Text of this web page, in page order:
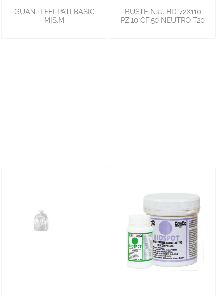
GUANTI FELPATI BASIC
MIS.M
BUSTE N.U. HD 72X110
PZ.10*CF.50 NEUTRO T20